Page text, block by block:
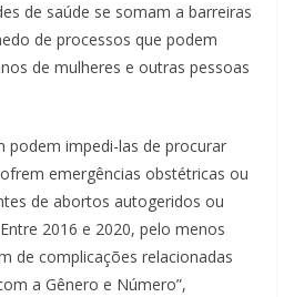
de saúde se somam a barreiras
de processos que podem
de mulheres e outras pessoas
podem impedi-las de procurar
emergências obstétricas ou
de abortos autogeridos ou
2016 e 2020, pelo menos
de complicações relacionadas
a Gênero e Número”,